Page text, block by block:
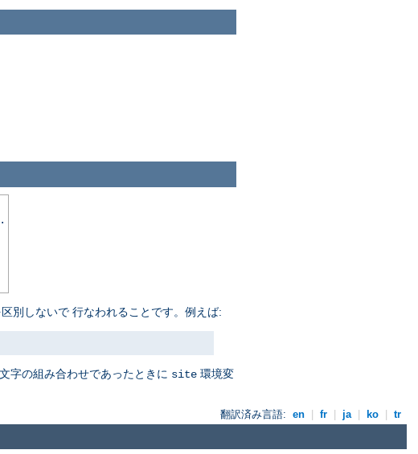
別しないで 行なわれることです。例えば:
字の組み合わせであったときに site 環境変
翻訳済み言語: en | fr | ja | ko | tr